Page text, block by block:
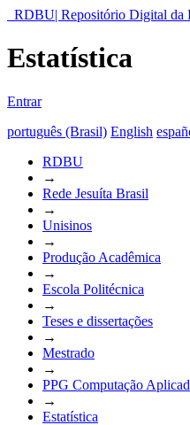
RDBU| Repositório Digital da
Estatística
Entrar
português (Brasil) English
RDBU
→
Rede Jesuíta Brasil
→
Unisinos
→
Produção Acadêmica
→
Escola Politécnica
→
Teses e dissertações
→
Mestrado
→
PPG Computação
→
Estatística